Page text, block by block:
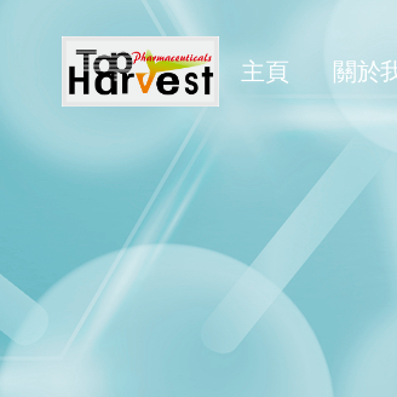
主頁 關於